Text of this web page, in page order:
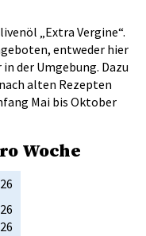
„Extra Vergine“.
entweder hier
der Umgebung. Dazu
alten Rezepten
Mai bis Oktober
Woche